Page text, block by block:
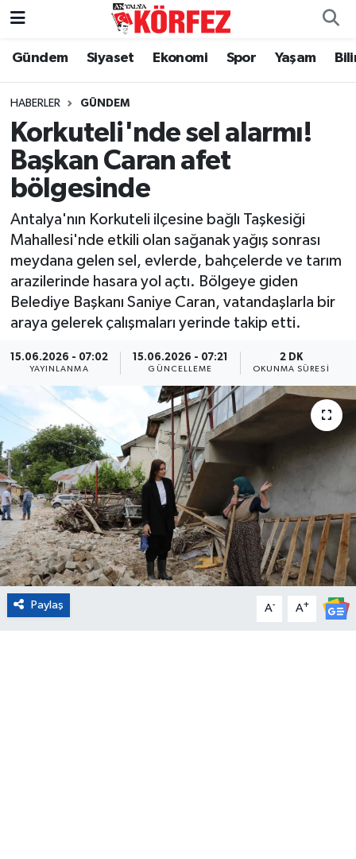
Gündem Siyaset Ekonomi Spor Yaşam
HABERLER GÜNDEM
Korkuteli'nde sel alarmı!
Başkan Caran afet
bölgesinde
Antalya'nın Korkuteli ilçesine bağlı Taşkesiği
Mahallesi'nde etkili olan sağanak yağış sonrası
meydana gelen sel, evlerde, bahçelerde ve tarım
arazilerinde hasara yol açtı. Bölgeye giden
Belediye Başkanı Saniye Caran, vatandaşlarla bir
araya gelerek çalışmaları yerinde takip etti.
15.06.2026 - 07:02
YAYINLANMA
15.06.2026 - 07:21
GÜNCELLEME
2 DK
OKUNMA SÜRESI
Paylaş A- A+
Gündem
Siyaset
Yerel Yönetim
Ekonomi
Spor
Yaşam
Asayiş
Eğitim
Sağlık
Magazin
Turizm
Çevre
Kültür ve Sanat
Nöbetçi Eczaneler
Hava Durumu
Trafik Durumu
Süper Lig Puan Durumu ve Fikstür
Tüm Manşetler
Son Dakika Haberleri
Haber Arşivi